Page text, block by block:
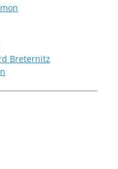
Breternitz